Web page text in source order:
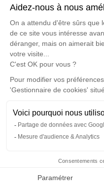
Faire-part
Fernando Nuno, ainsi
arrière-petits-enfants
La cérémonie se
16h00 à l'adresse
de Clamart - 104 Rue
Clamart.
Cet espace privé est
Un service de
disponible ici.